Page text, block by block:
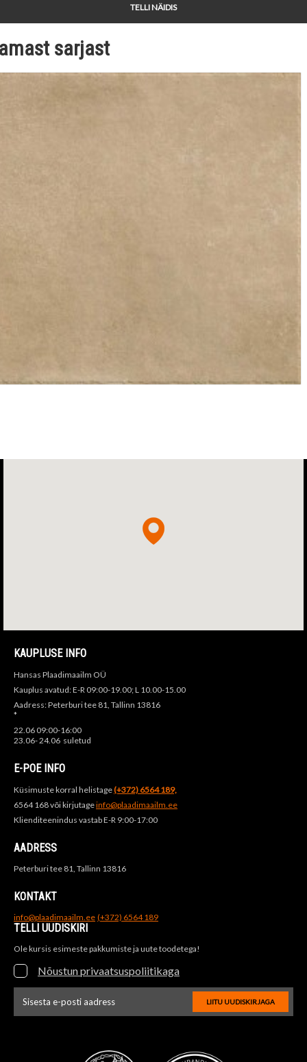
TELLI NÄIDIS
sarjast
KAUPLUSE INFO
Hansas Plaadimaailm OÜ
Kauplus avatud: E-R 09:00-19.00; L 10.00-15.00
Aadress: Peterburi tee 81, Tallinn 13816
*
22.06 09:00-16:00
23.06- 24.06 suletud
E-POE INFO
Küsimuste korral helistage(+372) 6564 189,
6564 168 või kirjutageinfo@plaadimaailm.ee
Klienditeenindus vastab E-R 9:00-17:00
AADRESS
Peterburi tee 81, Tallinn 13816
KONTAKT
info@plaadimaailm.ee (+372) 6564 189
TELLI UUDISKIRI
Ole kursis esimeste pakkumiste ja uute toodetega!
Nõustun privaatsuspoliitikaga
LIITU UUDISKIRJAGA